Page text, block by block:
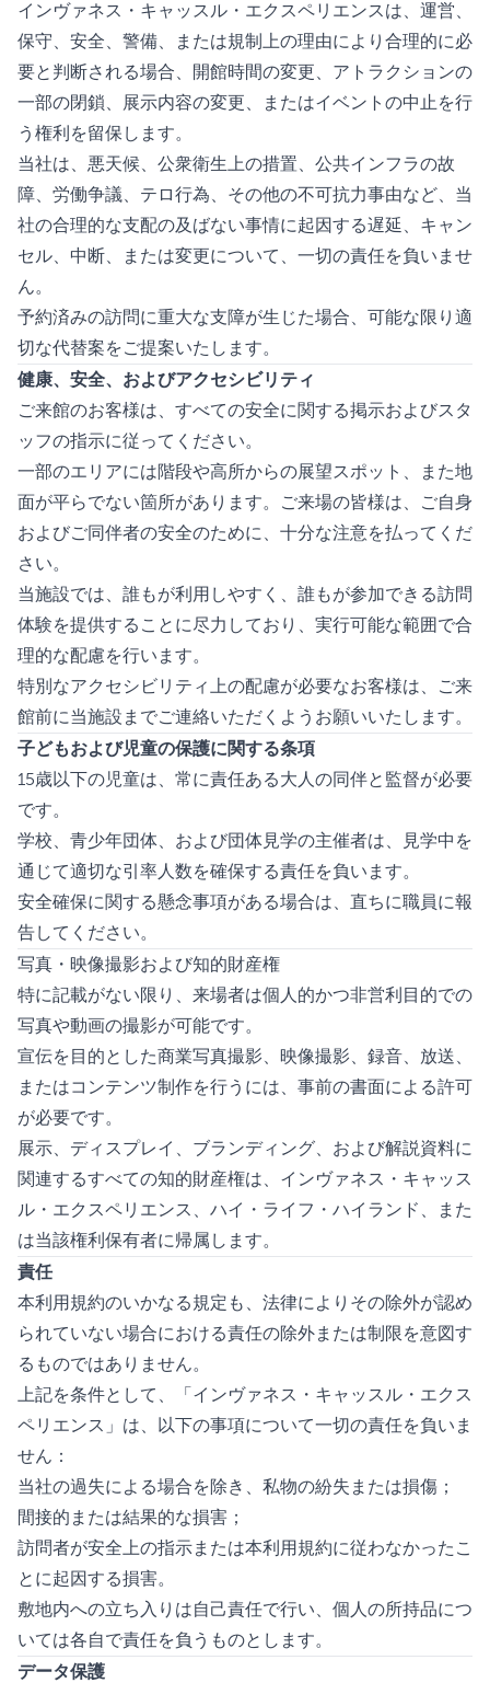
インヴァネス・キャッスル・エクスペリエンスは、運営、
保守、安全、警備、または規制上の理由により合理的に必
要と判断される場合、開館時間の変更、アトラクションの
一部の閉鎖、展示内容の変更、またはイベントの中止を行
う権利を留保します。
当社は、悪天候、公衆衛生上の措置、公共インフラの故
障、労働争議、テロ行為、その他の不可抗力事由など、当
社の合理的な支配の及ばない事情に起因する遅延、キャン
セル、中断、または変更について、一切の責任を負いませ
ん。
予約済みの訪問に重大な支障が生じた場合、可能な限り適
切な代替案をご提案いたします。
健康、安全、およびアクセシビリティ
ご来館のお客様は、すべての安全に関する掲示およびスタ
ッフの指示に従ってください。
一部のエリアには階段や高所からの展望スポット、また地
面が平らでない箇所があります。ご来場の皆様は、ご自身
およびご同伴者の安全のために、十分な注意を払ってくだ
さい。
当施設では、誰もが利用しやすく、誰もが参加できる訪問
体験を提供することに尽力しており、実行可能な範囲で合
理的な配慮を行います。
特別なアクセシビリティ上の配慮が必要なお客様は、ご来
館前に当施設までご連絡いただくようお願いいたします。
子どもおよび児童の保護に関する条項
15歳以下の児童は、常に責任ある大人の同伴と監督が必要
です。
学校、青少年団体、および団体見学の主催者は、見学中を
通じて適切な引率人数を確保する責任を負います。
安全確保に関する懸念事項がある場合は、直ちに職員に報
告してください。
写真・映像撮影および知的財産権
特に記載がない限り、来場者は個人的かつ非営利目的での
写真や動画の撮影が可能です。
宣伝を目的とした商業写真撮影、映像撮影、録音、放送、
またはコンテンツ制作を行うには、事前の書面による許可
が必要です。
展示、ディスプレイ、ブランディング、および解説資料に
関連するすべての知的財産権は、インヴァネス・キャッス
ル・エクスペリエンス、ハイ・ライフ・ハイランド、また
は当該権利保有者に帰属します。
責任
本利用規約のいかなる規定も、法律によりその除外が認め
られていない場合における責任の除外または制限を意図す
るものではありません。
上記を条件として、「インヴァネス・キャッスル・エクス
ペリエンス」は、以下の事項について一切の責任を負いま
せん：
当社の過失による場合を除き、私物の紛失または損傷；
間接的または結果的な損害；
訪問者が安全上の指示または本利用規約に従わなかったこ
とに起因する損害。
敷地内への立ち入りは自己責任で行い、個人の所持品につ
いては各自で責任を負うものとします。
データ保護